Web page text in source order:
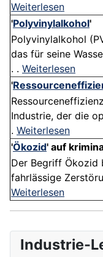
Weiterlesen
'Polyvinylalkohol'
Polyvinylalkohol
das für seine
. . Weiterlesen
'
Industrie, der die
. Weiterlesen
'Ökozid' auf
Der Begriff Ökozid
fahrlässige
Weiterlesen
Industrie-